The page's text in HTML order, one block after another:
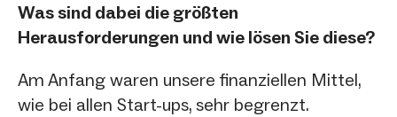
Was sind dabei die größten
Herausforderungen und wie lösen Sie diese?
Am Anfang waren unsere finanziellen Mittel,
wie bei allen Start-ups, sehr begrenzt.